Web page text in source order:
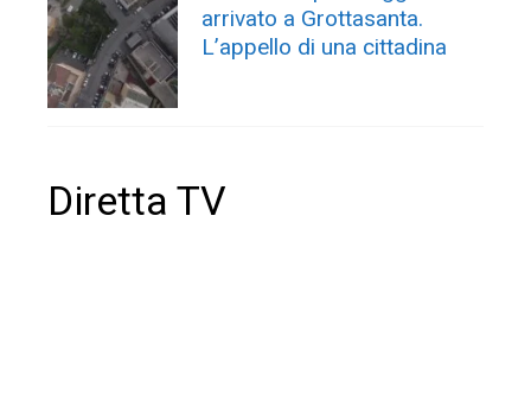
arrivato a Grottasanta.
L’appello di una cittadina
Diretta TV